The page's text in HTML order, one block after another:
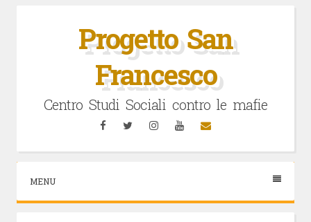
Progetto San
Francesco
Centro Studi Sociali contro le mafie
FacebookTwitterInstagramYouTubeEmail
MENU